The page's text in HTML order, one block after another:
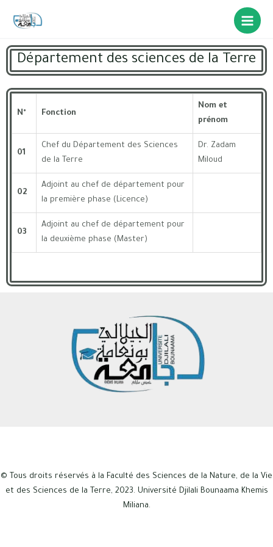
Département des sciences de la Terre
N° Fonction
Nom et
prénom
01
Chef du Département des Sciences
de la Terre
Dr. Zadam
Miloud
02
Adjoint au chef de département pour
la première phase (Licence)
03
Adjoint au chef de département pour
la deuxième phase (Master)
© Tous droits réservés à la Faculté des Sciences de la Nature, de la Vie
et des Sciences de la Terre, 2023. Université Djilali Bounaama Khemis
Miliana.